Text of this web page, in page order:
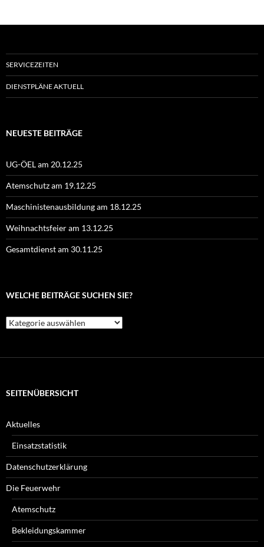
SERVICEZEITEN
DIENSTPLÄNE AKTUELL
NEUESTE BEITRÄGE
UG-ÖEL am 20.12.25
Atemschutz am 19.12.25
Maschinistenausbildung am 18.12.25
Weihnachtsfeier am 13.12.25
Gesamtdienst am 30.11.25
WELCHE BEITRÄGE SUCHEN SIE?
Welche
Beiträge
SEITENÜBERSICHT
Aktuelles
Einsatzstatistik
Datenschutzerklärung
Die Feuerwehr
Atemschutz
Bekleidungskammer